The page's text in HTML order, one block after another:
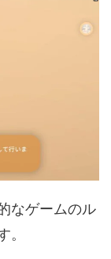
なゲームのル
。